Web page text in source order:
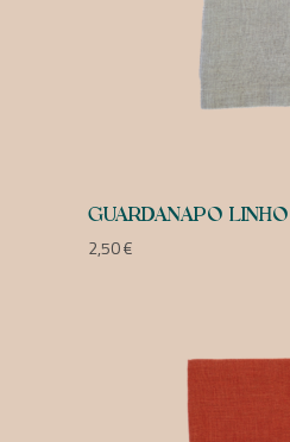
GUARDANAPO
2,50€